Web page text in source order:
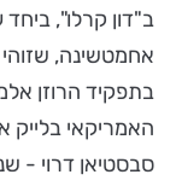
ב"דון קרלו", ביחד
אחמטשינה,
בתפקיד הרוזן
האמריקאי בלייק
סבסטיאן דרוי -